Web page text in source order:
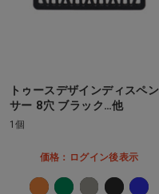
トゥースデザインディスペン
サー 8穴 ブラック…他
1個
価格：ログイン後表示